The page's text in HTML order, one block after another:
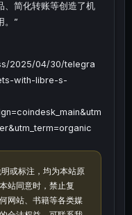
、简化转账等创造了机
。”
2025/04/30/telegra
with-libre-s-
或标注，均为本站原
站同意时，禁止复
网站、书籍等各类媒